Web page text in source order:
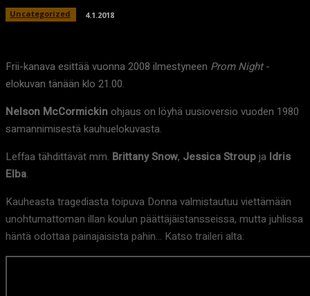
Uncategorized 4.1.2018
Frii-kanava esittää vuonna 2008 ilmestyneen Prom Night-
elokuvan tänään klo 21.00.
Nelson McCormickin ohjaus on löyhä uusioversio vuoden 1980
samannimisestä kauhuelokuvasta.
Leffaa tähdittävät mm. Brittany Snow, Jessica Stroupja Idris
Elba.
Kauheasta tragediasta toipuva Donna valmistautuu viettämään
unohtumattoman illan koulun päättäjäistansseissa, mutta juhlissa
häntä odottaa painajaisista pahin… Katso traileri alta: